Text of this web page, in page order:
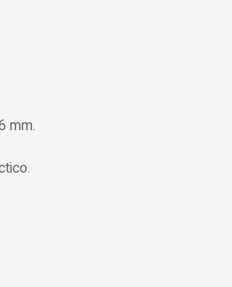
mm.